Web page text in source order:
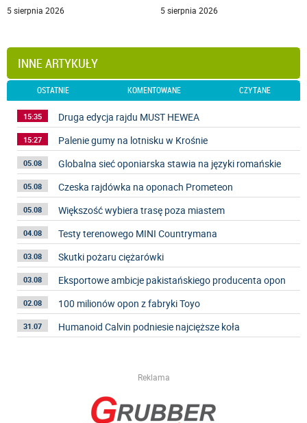
5 sierpnia 2026 5 sierpnia 2026
INNE ARTYKUŁY
OSTATNIE KOMENTOWANE CZYTANE
15:35 Druga edycja rajdu MUST HEWEA
15:27 Palenie gumy na lotnisku w Krośnie
05.08 Globalna sieć oponiarska stawia na języki romańskie
05.08 Czeska rajdówka na oponach Prometeon
05.08 Większość wybiera trasę poza miastem
04.08 Testy terenowego MINI Countrymana
03.08 Skutki pożaru ciężarówki
03.08 Eksportowe ambicje pakistańskiego producenta opon
02.08 100 milionów opon z fabryki Toyo
31.07 Humanoid Calvin podniesie najcięższe koła
Reklama